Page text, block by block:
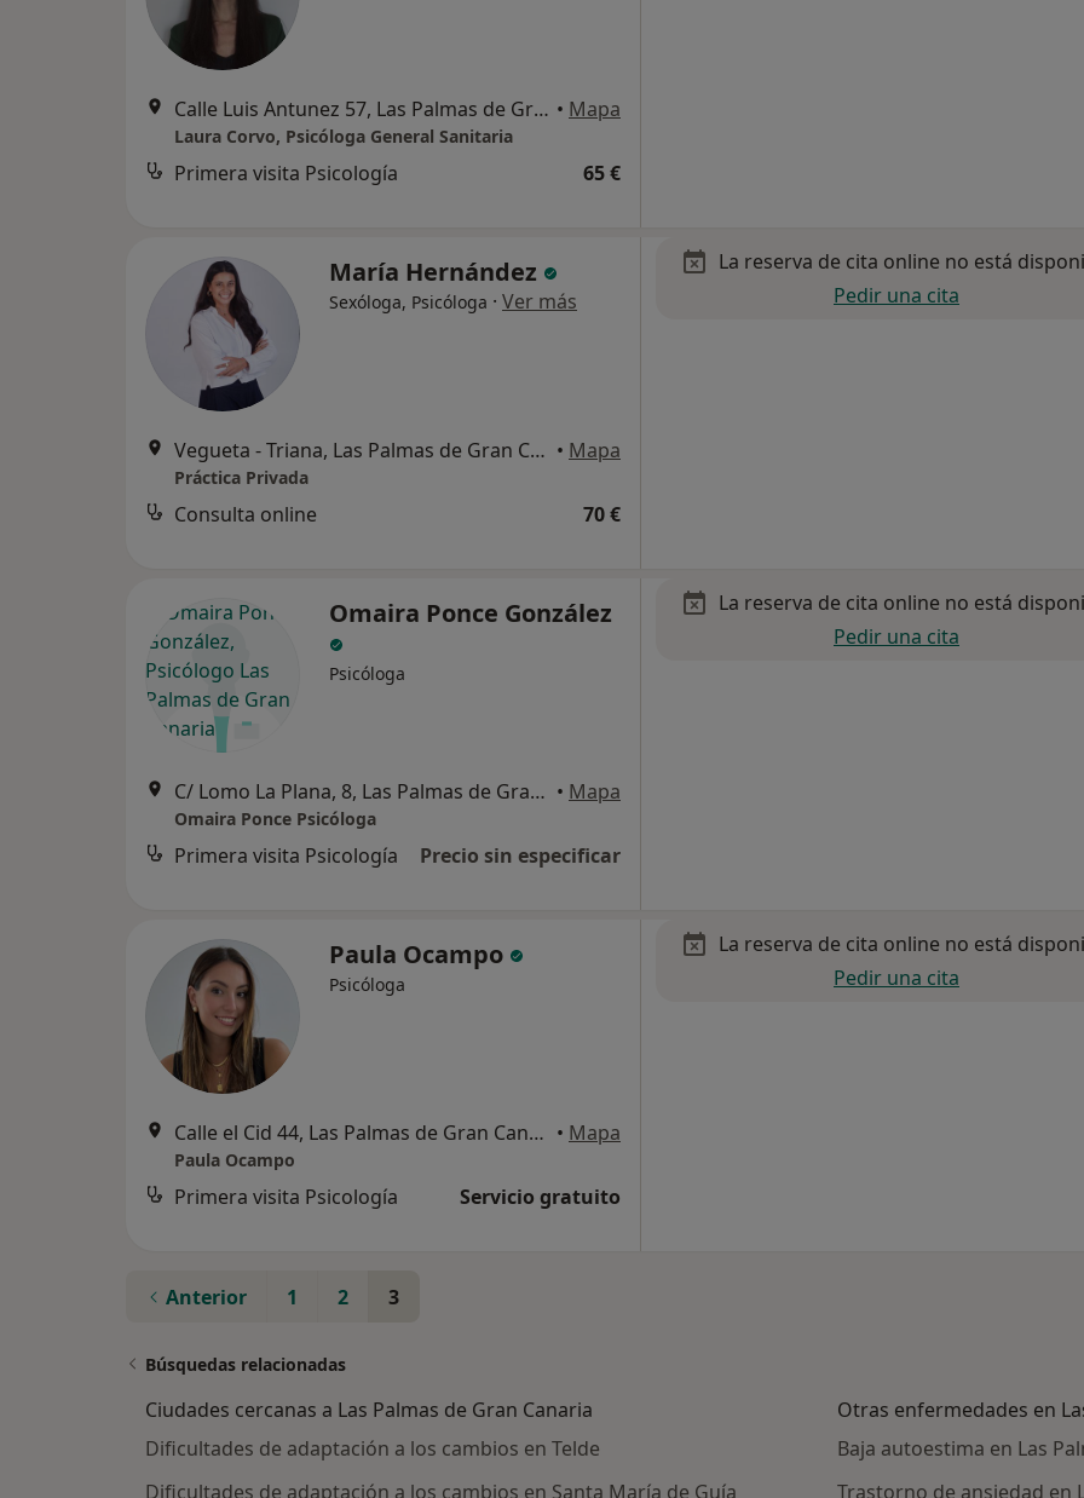
Calle Luis Antunez 57, Las Palmas de Gran Canaria • Mapa
Laura Corvo, Psicóloga General Sanitaria
Primera visita Psicología 65 €
María Hernández
Sexóloga, Psicóloga · Ver más
Vegueta - Triana, Las Palmas de Gran Canaria • Mapa
Práctica Privada
Consulta online 70 €
La reserva de cita online no está
Pedir una cita
Omaira Ponce González
Psicóloga
C/ Lomo La Plana, 8, Las Palmas de Gran Canaria • Mapa
Omaira Ponce Psicóloga
Primera visita Psicología Precio sin especificar
La reserva de cita online no está
Pedir una cita
Paula Ocampo
Psicóloga
Calle el Cid 44, Las Palmas de Gran Canaria • Mapa
Paula Ocampo
Primera visita Psicología Servicio gratuito
La reserva de cita online no está
Pedir una cita
Anterior 1 2 3
Búsquedas relacionadas
Ciudades cercanas a Las Palmas de Gran Canaria
Dificultades de adaptación a los cambios en Telde
Dificultades de adaptación a los cambios en Santa María de Guía
Otras enfermedades en
Baja autoestima en Las
Trastorno de ansiedad en